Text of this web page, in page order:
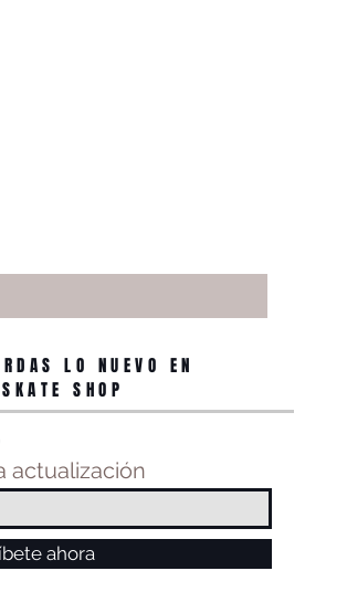
LO NUEVO EN
SHOP
actualización
ahora